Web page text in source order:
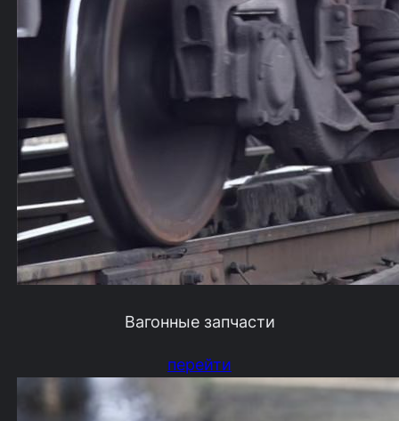
Вагонные запчасти
перейти